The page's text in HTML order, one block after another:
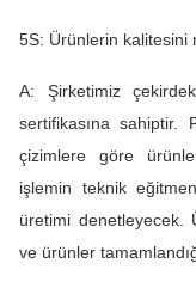
5S: Ürünlerin kalitesini
A: Şirketimiz
sertifikasına sahiptir.
çizimlere göre
işlemin teknik
üretimi denetleyecek.
ve ürünler